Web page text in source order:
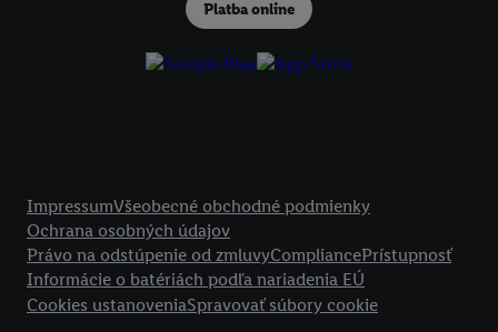
Platba online
ImpressumVšeobecné obchodné podmienky
Ochrana osobných údajov
Právo na odstúpenie od zmluvyCompliancePrístupnosť
Informácie o batériách podľa nariadenia EÚ
Cookies ustanoveniaSpravovať súbory cookie
podmienkach spracúvania osobných údajov.
technológií. Kliknutím na "Súhlasím" vyjadríte súhlas so spracúvaním